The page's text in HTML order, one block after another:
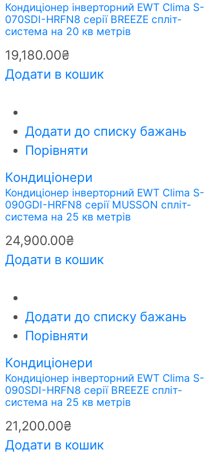
Кондиціонер інверторний EWT Clima S-
070SDI-HRFN8 серії BREEZE спліт-
система на 20 кв метрів
19,180.00₴
Додати в кошик
Додати до списку бажань
Порівняти
Кондиціонери
Кондиціонер інверторний EWT Clima S-
090GDI-HRFN8 серії MUSSON спліт-
система на 25 кв метрів
24,900.00₴
Додати в кошик
Додати до списку бажань
Порівняти
Кондиціонери
Кондиціонер інверторний EWT Clima S-
090SDI-HRFN8 серії BREEZE спліт-
система на 25 кв метрів
21,200.00₴
Додати в кошик